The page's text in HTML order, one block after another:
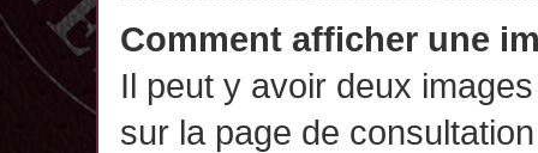
Comment afficher une
Il peut y avoir deux
sur la page de